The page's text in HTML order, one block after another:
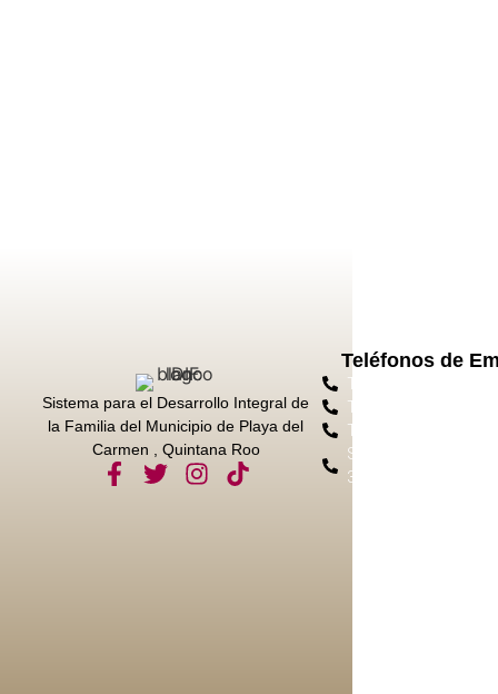
Sistema para el Desarrollo Integral de
la Familia del Municipio de Playa del
Carmen , Quintana Roo
Teléfonos de
Tel. Protección Civil
Tel. Emergencias 911
Tel. Bomberos 984
Sec. Seg. Ciudadana
3050 Ext. 11028